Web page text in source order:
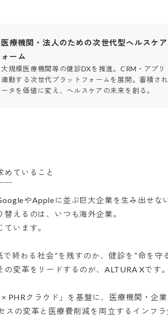
医療機関・法人のための次世代型ヘルスケ
ォーム
大規模医療機関等の健診DXを推進。CRM・アプリ
連動する次世代プラットフォームを展開。蓄積さ
ータを価値に変え、ヘルスケアの未来を創る。
ていること
￣
やAppleに並ぶ巨大企業を生み出せな
えるのは、いつも海外企業。
います。
終わる社会”を残すのか、健診を“命を守
変革をリードするのが、ALTURA Xです。
PHRクラウド」を基盤に、医療機関・企
スの変革と医療費削減を両立するインフ